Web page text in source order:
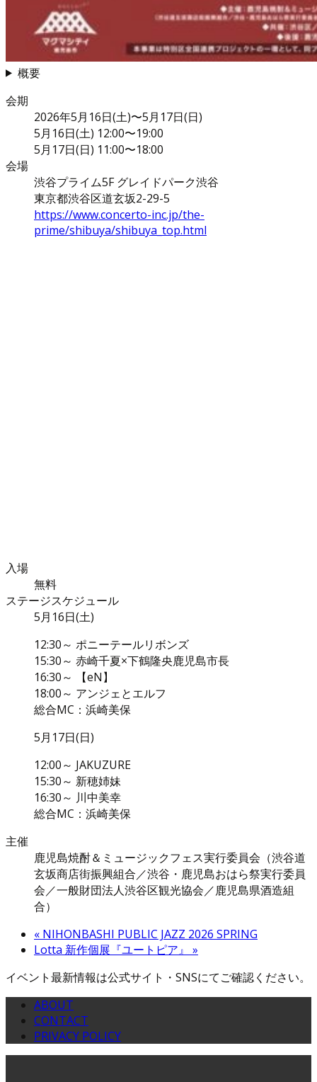
概要
会期
2026年5月16日(土)〜5月17日(日)
5月16日(土) 12:00〜19:00
5月17日(日) 11:00〜18:00
会場
渋谷プライム5F グレイドパーク渋谷
東京都渋谷区道玄坂2-29-5
https://www.concerto-inc.jp/the-
prime/shibuya/shibuya_top.html
入場
無料
ステージスケジュール
5月16日(土)
12:30～ ポニーテールリボンズ
15:30～ 赤崎千夏×下鶴隆央鹿児島市長
16:30～ 【eN】
18:00～ アンジェとエルフ
総合MC：浜崎美保
5月17日(日)
12:00～ JAKUZURE
15:30～ 新穂姉妹
16:30～ 川中美幸
総合MC：浜崎美保
主催
鹿児島焼酎＆ミュージックフェス実行委員会（渋谷道
玄坂商店街振興組合／渋谷・鹿児島おはら祭実行委員
会／一般財団法人渋谷区観光協会／鹿児島県酒造組
合）
« NIHONBASHI PUBLIC JAZZ 2026 SPRING
Lotta 新作個展『ユートピア』 »
イベント最新情報は公式サイト・SNSにてご確認ください。
ABOUT
CONTACT
PRIVACY POLICY